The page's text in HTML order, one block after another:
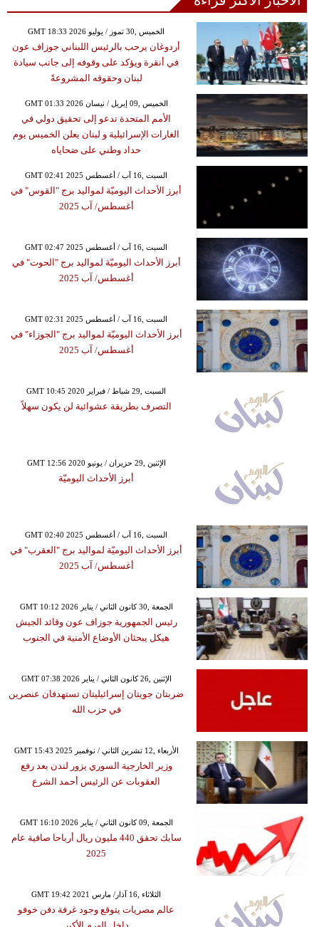
GMT 18:33 2026 الخميس ,30 تموز / يوليو
أردوغان يرحب بالرئيس اللبناني جوزاف عون
في أنقرة ويؤكد على وقوفه إلى جانب سيادة
لبنان وحقوقه المشروعةً
GMT 01:33 2026 الخميس ,09 إبريل / نيسان
الأمم المتحدة تدعو إلى تحقيق دولي في
الغارات الإسرائيلية و لبنان يعلن الخميس يوم
حداد وطني على ضحاياه
GMT 02:41 2025 السبت ,16 آب / أغسطس
أبرز الأحداث اليوميّة لمواليد برج "القوس" في
أغسطس/ آب 2025
GMT 02:47 2025 السبت ,16 آب / أغسطس
أبرز الأحداث اليوميّة لمواليد برج "الحوت" في
أغسطس/ آب 2025
GMT 02:31 2025 السبت ,16 آب / أغسطس
أبرز الأحداث اليوميّة لمواليد برج "الجوزاء" في
أغسطس/ آب 2025
GMT 10:45 2020 السبت ,29 شباط / فبراير
التصرف بطريقة عشوائية لن يكون سهلاً
GMT 12:56 2020 الإثنين ,29 حزيران / يونيو
أبرز الأحداث اليوميّة
GMT 02:40 2025 السبت ,16 آب / أغسطس
أبرز الأحداث اليوميّة لمواليد برج "العقرب" في
أغسطس/ آب 2025
GMT 10:12 2026 الجمعة ,30 كانون الثاني / يناير
رئيس الجمهورية جوزاف عون وقائد الجيش
هيكل يبحثان الأوضاع الأمنية في الجنوب
GMT 07:38 2026 الإثنين ,26 كانون الثاني / يناير
ضربتان جويتان إسرائيليتان تستهدفان عنصرين
في حزب الله
GMT 15:43 2025 الأربعاء ,12 تشرين الثاني / نوفمبر
وزير الخارجية السوري يزور لندن بعد رفع
العقوبات عن الرئيس أحمد الشرع
GMT 16:10 2026 الجمعة ,09 كانون الثاني / يناير
سابك تحقق 440 مليون ريال أرباحا صافية عام
2025
GMT 19:42 2021 الثلاثاء ,16 آذار/ مارس
عالم مصريات يتوقع وجود غرفة دفن خوفو